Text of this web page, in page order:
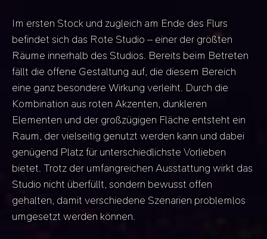
Im ersten Stock und zugleich am Ende des Flurs
befindet sich das Rote Studio – einer der größten
Räume innerhalb des Studios. Bereits beim Betreten
fällt die offene Gestaltung auf, die diesem Bereich
eine ganz besondere Wirkung verleiht. Durch die
Kombination aus roten Akzenten, dunkleren
Elementen und der großzügigen Fläche entsteht ein
Raum, der vielseitig genutzt werden kann und dabei
genügend Platz für unterschiedlichste Vorlieben
bietet. Trotz der umfangreichen Ausstattung wirkt das
Studio nicht überfüllt, sondern bewusst offen
gehalten, damit verschiedene Szenarien problemlos
umgesetzt werden können.